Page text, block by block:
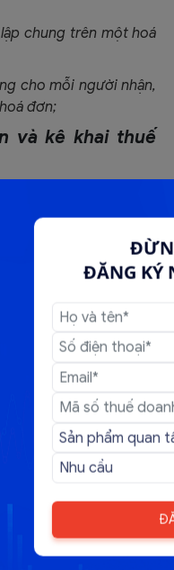
ĐĂNG KÝ
chung trên một hoá
cho mỗi người nhận,
đơn;
và kê khai thuế
đầy đủ các chỉ tiêu
(theo quy định tại